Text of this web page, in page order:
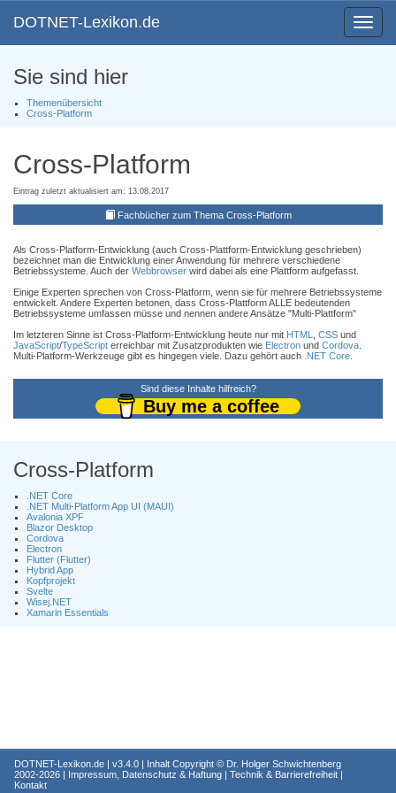
Toggle
DOTNET-Lexikon.de
Sie sind hier
Themenübersicht
Cross-Platform
Cross-Platform
Eintrag zuletzt aktualisiert am: 13.08.2017
Fachbücher zum Thema Cross-Platform
Als Cross-Platform-Entwicklung (auch Cross-Plattform-Entwicklung geschrieben)
bezeichnet man die Entwicklung einer Anwendung für mehrere verschiedene
Betriebssysteme. Auch der Webbrowser wird dabei als eine Plattform aufgefasst.
Einige Experten sprechen von Cross-Platform, wenn sie für mehrere Betriebssysteme
entwickelt. Andere Experten betonen, dass Cross-Plattform ALLE bedeutenden
Betriebssysteme umfassen müsse und nennen andere Ansätze "Multi-Plattform"
Im letzteren Sinne ist Cross-Platform-Entwicklung heute nur mit HTML CSS und
JavaScript/TypeScript erreichbar mit Zusatzprodukten wie Electron und Cordova
Multi-Platform-Werkzeuge gibt es hingegen viele. Dazu gehört auch .NET Core
Sind diese Inhalte hilfreich?
Buy me a coffee
Cross-Platform
.NET Core
.NET Multi-Platform App UI (MAUI)
Avalonia XPF
Blazor Desktop
Cordova
Electron
Flutter (Flutter)
Hybrid App
Kopfprojekt
Svelte
Wisej.NET
Xamarin Essentials
DOTNET-Lexikon.de | v3.4.0 | Inhalt Copyright © Dr. Holger Schwichtenberg
2002-2026 | Impressum, Datenschutz & Haftung | Technik & Barrierefreiheit |
Kontakt